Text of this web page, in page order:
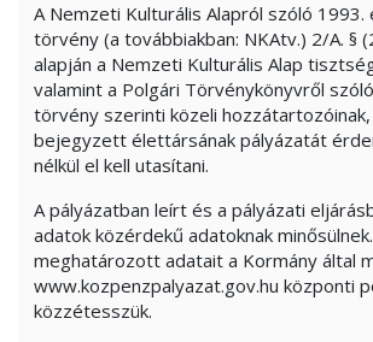
A Nemzeti Kulturális Alapról szóló 1993.
törvény (a továbbiakban: NKAtv.) 2/A. §
alapján a Nemzeti Kulturális Alap
valamint a Polgári Törvénykönyvről
törvény szerinti közeli
bejegyzett élettársának pályázatát
nélkül el kell utasítani.
A pályázatban leírt és a pályázati
adatok közérdekű adatoknak
meghatározott adatait a Kormány által
www.kozpenzpalyazat.gov.hu központi
közzétesszük.